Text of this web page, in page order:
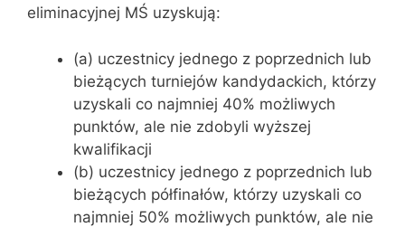
eliminacyjnej MŚ uzyskują:
(a) uczestnicy jednego z poprzednich lub
bieżących turniejów kandydackich, którzy
uzyskali co najmniej 40% możliwych
punktów, ale nie zdobyli wyższej
kwalifikacji
(b) uczestnicy jednego z poprzednich lub
bieżących półfinałów, którzy uzyskali co
najmniej 50% możliwych punktów, ale nie